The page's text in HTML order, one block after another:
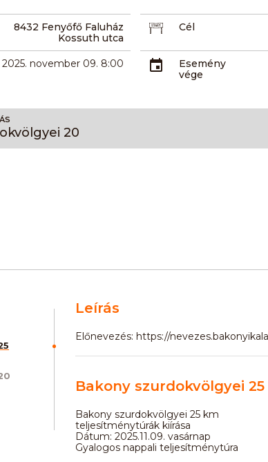
8432 Fenyőfő Faluház
Kossuth utca
Cél
2025. november 09. 8:00
Esemény
vége
20
Leírás
Előnevezés: https://
Bakony szurdokvölgyei 25
Bakony szurdokvölgyei 25 km
teljesítménytúrák kiírása
Dátum: 2025.11.09. vasárnap
Gyalogos nappali teljesítménytúra